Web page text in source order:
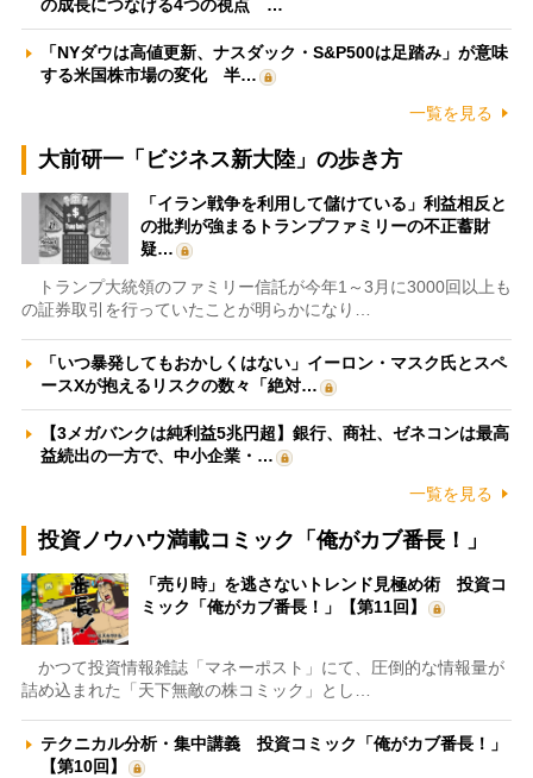
の成長につなげる4つの視点 …
「NYダウは高値更新、ナスダック・S&P500は足踏み」が意味
する米国株市場の変化 半…
一覧を見る
大前研一「ビジネス新大陸」の歩き方
「イラン戦争を利用して儲けている」利益相反と
の批判が強まるトランプファミリーの不正蓄財
疑…
トランプ大統領のファミリー信託が今年1～3月に3000回以上も
の証券取引を行っていたことが明らかになり…
「いつ暴発してもおかしくはない」イーロン・マスク氏とスペ
ースXが抱えるリスクの数々「絶対…
【3メガバンクは純利益5兆円超】銀行、商社、ゼネコンは最高
益続出の一方で、中小企業・…
一覧を見る
投資ノウハウ満載コミック「俺がカブ番長！」
「売り時」を逃さないトレンド見極め術 投資コ
ミック「俺がカブ番長！」【第11回】
かつて投資情報雑誌「マネーポスト」にて、圧倒的な情報量が
詰め込まれた「天下無敵の株コミック」とし…
テクニカル分析・集中講義 投資コミック「俺がカブ番長！」
【第10回】